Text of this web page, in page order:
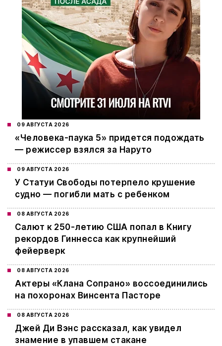
09 АВГУСТА 2026
«Человека-паука 5» придется подождать
— режиссер взялся за Наруто
09 АВГУСТА 2026
У Статуи Свободы потерпело крушение
судно — погибли мать с ребенком
08 АВГУСТА 2026
Салют к 250-летию США попал в Книгу
рекордов Гиннесса как крупнейший
фейерверк
08 АВГУСТА 2026
Актеры «Клана Сопрано» воссоединились
на похоронах Винсента Пасторе
08 АВГУСТА 2026
Джей Ди Вэнс рассказал, как увидел
знамение в упавшем стакане